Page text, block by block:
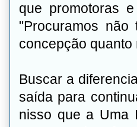
que promotoras
"Procuramos
concepção quanto
Buscar a
saída para
nisso que a Uma